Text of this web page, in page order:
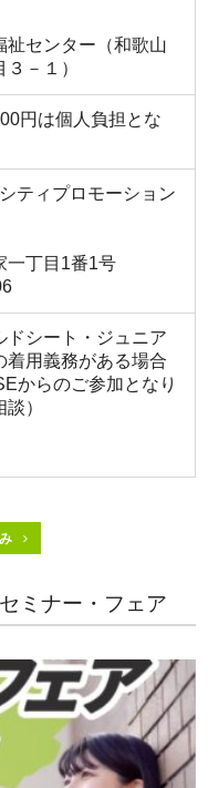
祉センター（和歌山
－１）
円は個人負担とな
ティプロモーション
一丁目1番1号
ドシート・ジュニア
着用義務がある場合
からのご参加となり
）
ミナー・フェア